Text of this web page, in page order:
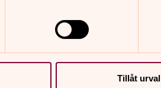
Tillåt urval